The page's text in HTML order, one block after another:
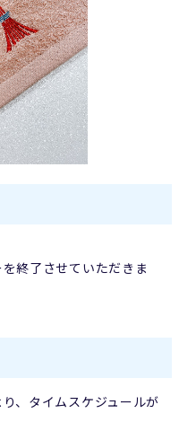
終了させていただきま
、タイムスケジュールが